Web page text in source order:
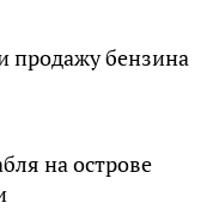
продажу бензина
на острове